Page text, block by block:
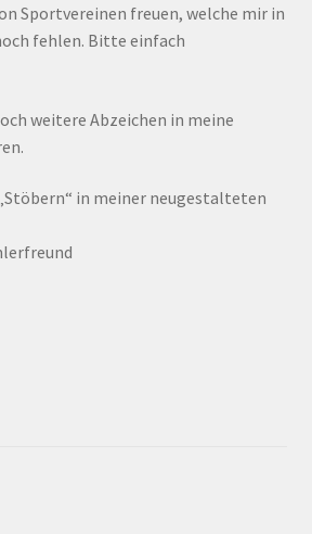
Sportvereinen freuen, welche mir in
fehlen. Bitte einfach
weitere Abzeichen in meine
in meiner neugestalteten